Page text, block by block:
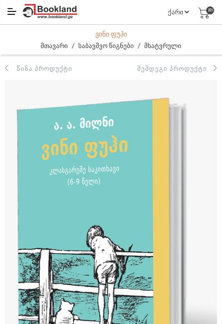
(0)
ᲕᲘᲜᲘ ᲤᲣᲰᲘ
მთავარი / საბავშვო წიგნები / მხატვრული
ᲬᲘᲜᲐ ᲞᲠᲝᲓᲣᲥᲢᲘ ᲨᲔᲛᲓᲔᲒᲘ ᲞᲠᲝᲓᲣᲥᲢᲘ